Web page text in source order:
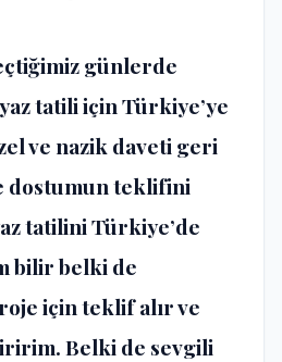
günlerde
tatili için Türkiye’ye
ve nazik daveti geri
dostumun teklifini
tatilini Türkiye’de
bilir belki de
için teklif alır ve
Belki de sevgili